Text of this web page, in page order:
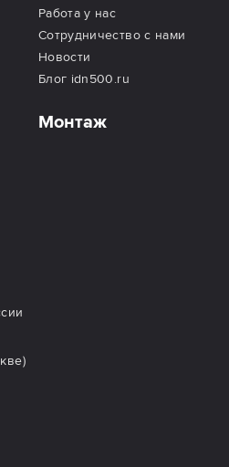
Работа у нас
Сотрудничество с нами
Новости
Блог idn500.ru
Монтаж